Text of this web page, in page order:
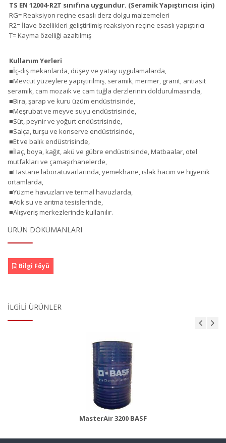
TS EN 12004-R2T sınıfına uygundur. (Seramik Yapıştırıcısı için)
RG= Reaksiyon reçine esaslı derz dolgu malzemeleri
R2= İlave özellikleri geliştirilmiş reaksiyon reçine esaslı yapıştırıcı
T= Kayma özelliği azaltılmış
Kullanım Yerleri
■İç-dış mekanlarda, düşey ve yatay uygulamalarda,
■Mevcut yüzeylere yapıştırılmış, seramik, mermer, granit, antiasit
seramik, cam mozaik ve cam tuğla derzlerinin doldurulmasında,
■Bira, şarap ve kuru üzüm endüstrisinde,
■Meşrubat ve meyve suyu endüstrisinde,
■Süt, peynir ve yoğurt endüstrisinde,
■Salça, turşu ve konserve endüstrisinde,
■Et ve balık endüstrisinde,
■İlaç, boya, kağıt, akü ve gübre endüstrisinde, Matbaalar, otel
mutfakları ve çamaşırhanelerde,
■Hastane laboratuvarlarında, yemekhane, ıslak hacim ve hijyenik
ortamlarda,
■Yüzme havuzları ve termal havuzlarda,
■Atık su ve arıtma tesislerinde,
■Alışveriş merkezlerinde kullanılır.
ÜRÜN DÖKÜMANLARI
Bilgi Föyü
İLGILI ÜRÜNLER
MasterAir 3200 BASF
MasterBrace ADH 1406 (Concresive)
Ürün Detayı